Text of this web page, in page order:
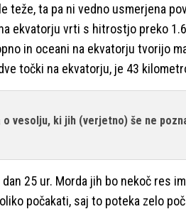
teže, ta pa ni vedno usmerjena
ekvatorju vrti s hitrostjo preko
in oceani na ekvatorju tvorijo
točki na ekvatorju, je 43
o vesolju, ki jih (verjetno) še ne
25 ur. Morda jih bo nekoč res
počakati, saj to poteka zelo